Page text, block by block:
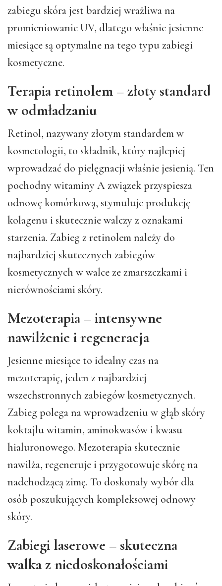
zabiegu skóra jest bardziej wrażliwa na
promieniowanie UV, dlatego właśnie jesienne
miesiące są optymalne na tego typu zabiegi
kosmetyczne.
Terapia retinolem – złoty standard
w odmładzaniu
Retinol, nazywany złotym standardem w
kosmetologii, to składnik, który najlepiej
wprowadzać do pielęgnacji właśnie jesienią. Ten
pochodny witaminy A związek przyspiesza
odnowę komórkową, stymuluje produkcję
kolagenu i skutecznie walczy z oznakami
starzenia. Zabieg z retinolem należy do
najbardziej skutecznych zabiegów
kosmetycznych w walce ze zmarszczkami i
nierównościami skóry.
Mezoterapia – intensywne
nawilżenie i regeneracja
Jesienne miesiące to idealny czas na
mezoterapię, jeden z najbardziej
wszechstronnych zabiegów kosmetycznych.
Zabieg polega na wprowadzeniu w głąb skóry
koktajlu witamin, aminokwasów i kwasu
hialuronowego. Mezoterapia skutecznie
nawilża, regeneruje i przygotowuje skórę na
nadchodzącą zimę. To doskonały wybór dla
osób poszukujących kompleksowej odnowy
skóry.
Zabiegi laserowe – skuteczna
walka z niedoskonałościami